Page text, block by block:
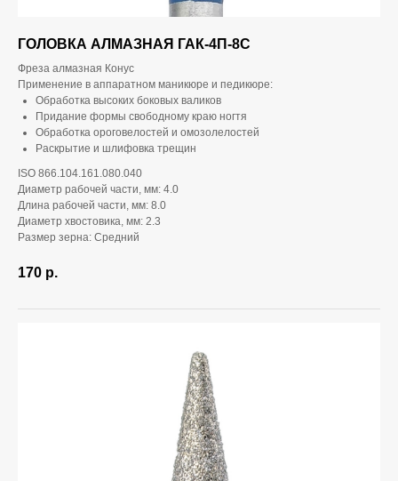
ГОЛОВКА АЛМАЗНАЯ ГАК-4П-8С
Фреза алмазная Конус
Применение в аппаратном маникюре и педикюре:
Обработка высоких боковых валиков
Придание формы свободному краю ногтя
Обработка ороговелостей и омозолелостей
Раскрытие и шлифовка трещин
ISO 866.104.161.080.040
Диаметр рабочей части, мм: 4.0
Длина рабочей части, мм: 8.0
Диаметр хвостовика, мм: 2.3
Размер зерна: Средний
170 р.